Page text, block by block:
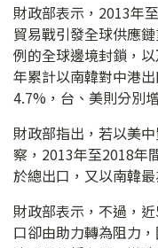
財政部表示，2013年
貿易戰引發全球供應
例的全球邊境封鎖，
年累計以南韓對中港
4.7%，台、美則分別
財政部指出，若以美
察，2013年至2018年
於總出口，又以南韓最
財政部表示，不過，
口卻由助力轉為阻力